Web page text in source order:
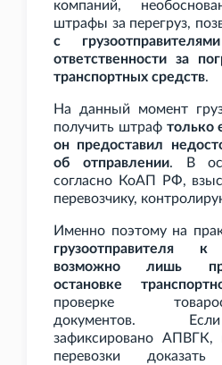
компаний,
штрафы за перегруз,
с
ответственности за
транспортных средств.
На данный момент
получить штраф только
он предоставил
об отправлении. В
согласно КоАП
РФ,
перевозчику,
Именно поэтому на
грузоотправителя к
возможно лишь
остановке
проверке
документов.
зафиксировано АПВГК,
перевозки доказать